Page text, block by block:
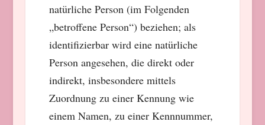
natürliche Person (im Folgenden
„betroffene Person“) beziehen; als
identifizierbar wird eine natürliche
Person angesehen, die direkt oder
indirekt, insbesondere mittels
Zuordnung zu einer Kennung wie
einem Namen, zu einer Kennnummer,